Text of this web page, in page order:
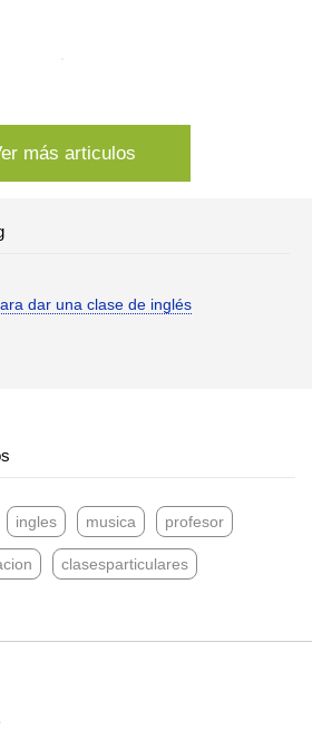
más articulos
dar una clase de inglés
ingles musica profesor
clasesparticulares